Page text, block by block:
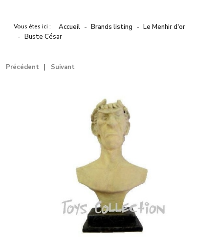
Vous êtes ici : Accueil Brands listing
Le Menhir d'or
Buste César
Précédent Suivant